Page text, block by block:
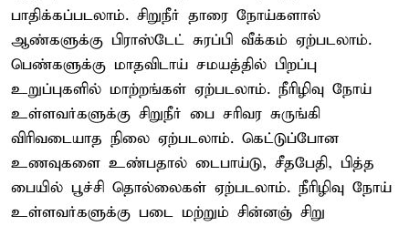
பாதிக்கப்படலாம். சிறுநீர் தாரை நோய்களால்
ஆண்களுக்கு பிராஸ்டேட் சுரப்பி வீக்கம் ஏற்படலாம்.
பெண்களுக்கு மாதவிடாய் சமயத்தில் பிறப்பு
உறுப்புகளில் மாற்றங்கள் ஏற்படலாம். நீரிழிவு நோய்
உள்ளவர்களுக்கு சிறுநீர் பை சரிவர சுருங்கி
விரிவடையாத நிலை ஏற்படலாம். கெட்டுப்போன
உணவுகளை உண்பதால் டைபாய்டு, சீதபேதி, பித்த
பையில் பூச்சி தொல்லைகள் ஏற்படலாம். நீரிழிவு நோய்
உள்ளவர்களுக்கு படை மற்றும் சின்னஞ் சிறு